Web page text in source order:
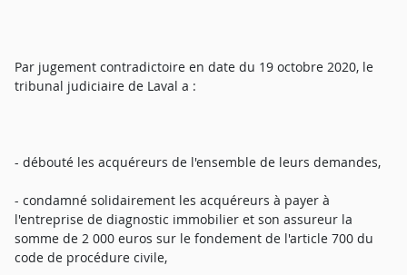
Par jugement contradictoire en date du 19 octobre 2020, le
tribunal judiciaire de Laval a :
- débouté les acquéreurs de l'ensemble de leurs demandes,
- condamné solidairement les acquéreurs à payer à
l'entreprise de diagnostic immobilier et son assureur la
somme de 2 000 euros sur le fondement de l'article 700 du
code de procédure civile,